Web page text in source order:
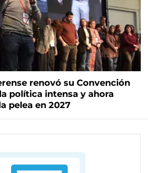
renovó su Convención
política intensa y ahora
pelea en 2027